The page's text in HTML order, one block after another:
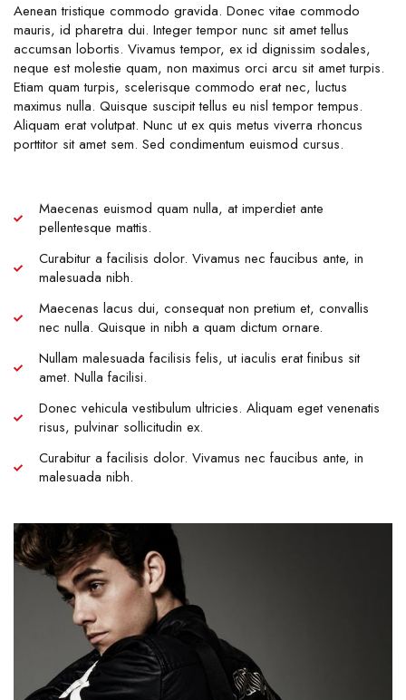
Aenean tristique commodo gravida. Donec vitae commodo
mauris, id pharetra dui. Integer tempor nunc sit amet tellus
accumsan lobortis. Vivamus tempor, ex id dignissim sodales,
neque est molestie quam, non maximus orci arcu sit amet turpis.
Etiam quam turpis, scelerisque commodo erat nec, luctus
maximus nulla. Quisque suscipit tellus eu nisl tempor tempus.
Aliquam erat volutpat. Nunc ut ex quis metus viverra rhoncus
porttitor sit amet sem. Sed condimentum euismod cursus.
Maecenas euismod quam nulla, at imperdiet ante
pellentesque mattis.
Curabitur a facilisis dolor. Vivamus nec faucibus ante, in
malesuada nibh.
Maecenas lacus dui, consequat non pretium et, convallis
nec nulla. Quisque in nibh a quam dictum ornare.
Nullam malesuada facilisis felis, ut iaculis erat finibus sit
amet. Nulla facilisi.
Donec vehicula vestibulum ultricies. Aliquam eget venenatis
risus, pulvinar sollicitudin ex.
Curabitur a facilisis dolor. Vivamus nec faucibus ante, in
malesuada nibh.